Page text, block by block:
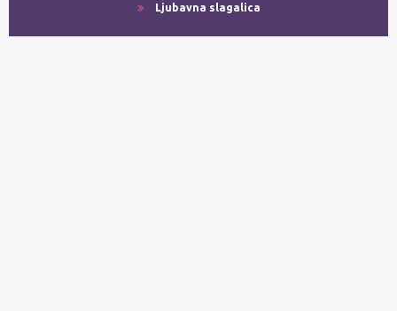
Ljubavna slagalica